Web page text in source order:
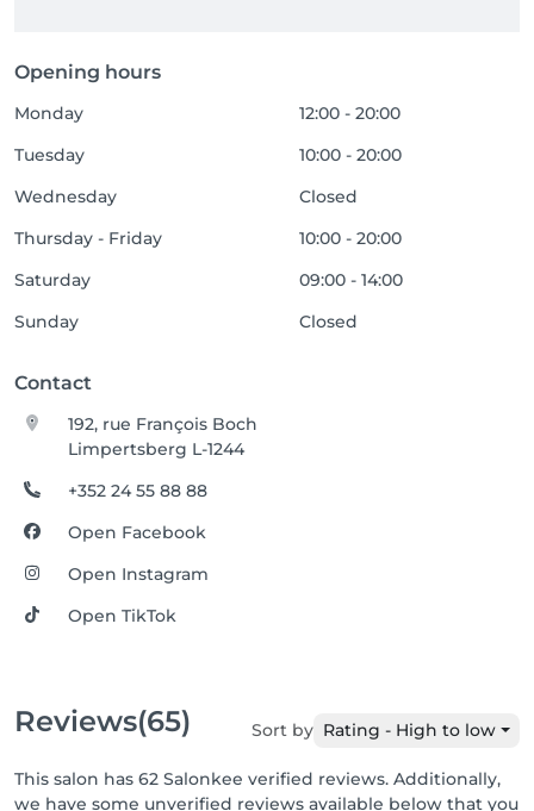
Opening hours
Monday
12:00 - 20:00
Tuesday
10:00 - 20:00
Wednesday
Closed
Thursday - Friday
10:00 - 20:00
Saturday
09:00 - 14:00
Sunday
Closed
Contact
192, rue François Boch
Limpertsberg L-1244
+352 24 55 88 88
Open Facebook
Open Instagram
Open TikTok
Reviews(65) Sort by Rating - High to low
This salon has 62 Salonkee verified reviews. Additionally,
we have some unverified reviews available below that you